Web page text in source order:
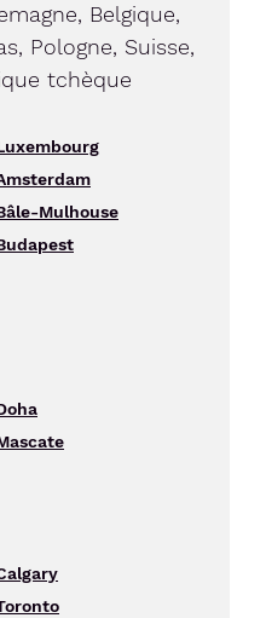
Belgique,
Pologne, Suisse,
tchèque
Mulhouse